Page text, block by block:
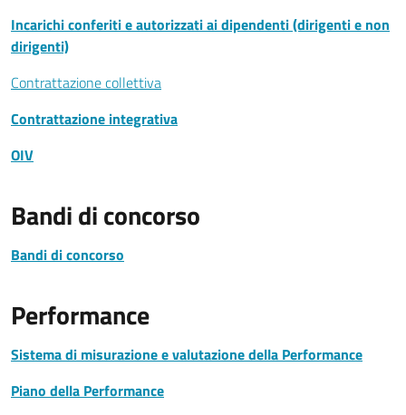
Incarichi conferiti e autorizzati ai dipendenti (dirigenti e non
dirigenti)
Contrattazione collettiva
Contrattazione integrativa
OIV
Bandi di concorso
Bandi di concorso
Performance
Sistema di misurazione e valutazione della Performance
Piano della Performance